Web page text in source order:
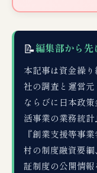
📝編集部から先
本記事は資金繰
社の調査と運営元
ならびに日本政
活事業の業務統計
『創業支援等事
村の制度融資要
証制度の公開情